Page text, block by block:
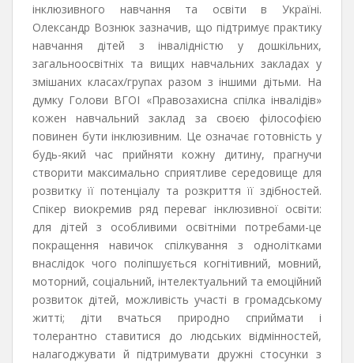
інклюзивного навчання та освіти в Україні.
Олександр Вознюк зазначив, що підтримує практику
навчання дітей з інвалідністю у дошкільних,
загальноосвітніх та вищих навчальних закладах у
змішаних класах/групах разом з іншими дітьми. На
думку Голови ВГОІ «Правозахисна спілка інвалідів»
кожен навчальний заклад за своєю філософією
повинен бути інклюзивним. Це означає готовність у
будь-який час прийняти кожну дитину, прагнучи
створити максимально сприятливе середовище для
розвитку її потенціалу та розкриття її здібностей.
Спікер виокремив ряд переваг інклюзивної освіти:
для дітей з особливими освітніми потребами-це
покращення навичок спілкування з однолітками
внаслідок чого поліпшується когнітивний, мовний,
моторний, соціальний, інтелектуальний та емоційний
розвиток дітей, можливість участі в громадському
житті; діти вчаться природно сприймати і
толерантно ставитися до людських відмінностей,
налагоджувати й підтримувати дружні стосунки з